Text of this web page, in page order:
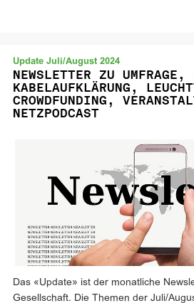
Update Juli/August 2024
NEWSLETTER ZU
KABELAUFKLÄRUNG,
CROWDFUNDING,
NETZPODCAST
Das «Update» ist der monatliche
Gesellschaft. Die Themen der Juli/